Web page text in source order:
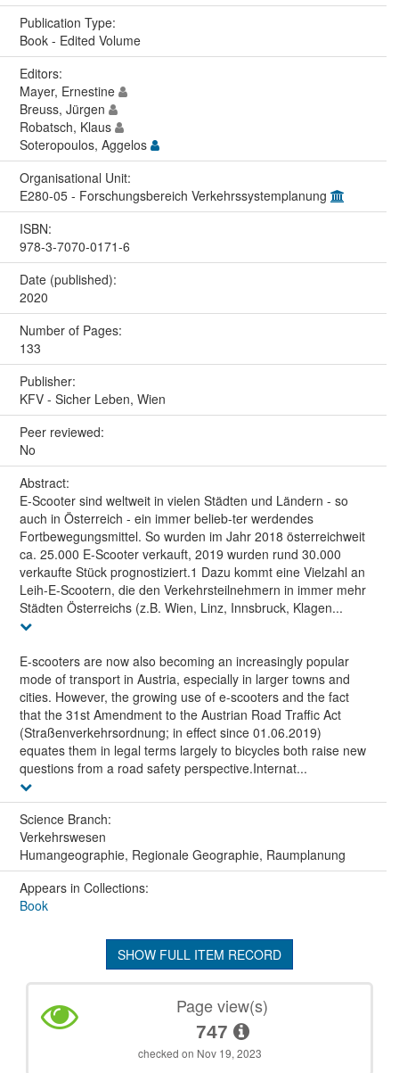
Publication Type:
Book - Edited Volume
Editors:
Mayer, Ernestine
Breuss, Jürgen
Robatsch, Klaus
Soteropoulos, Aggelos
Organisational Unit:
E280-05 - Forschungsbereich Verkehrssystemplanung
ISBN:
978-3-7070-0171-6
Date (published):
2020
Number of Pages:
133
Publisher:
KFV - Sicher Leben, Wien
Peer reviewed:
No
Abstract:
E-Scooter sind weltweit in vielen Städten und Ländern - so
auch in Österreich - ein immer belieb-ter werdendes
Fortbewegungsmittel. So wurden im Jahr 2018 österreichweit
ca. 25.000 E-Scooter verkauft, 2019 wurden rund 30.000
verkaufte Stück prognostiziert.1 Dazu kommt eine Vielzahl an
Leih-E-Scootern, die den Verkehrsteilnehmern in immer mehr
Städten Österreichs (z.B. Wien, Linz, Innsbruck, Klagen...
E-scooters are now also becoming an increasingly popular
mode of transport in Austria, especially in larger towns and
cities. However, the growing use of e-scooters and the fact
that the 31st Amendment to the Austrian Road Traffic Act
(Straßenverkehrsordnung; in effect since 01.06.2019)
equates them in legal terms largely to bicycles both raise new
questions from a road safety perspective.Internat...
Science Branch:
Verkehrswesen
Humangeographie, Regionale Geographie, Raumplanung
Appears in Collections:
Book
SHOW FULL ITEM RECORD
Page view(s)
747
checked on Nov 19, 2023